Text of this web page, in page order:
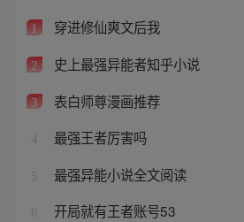
1 穿进修仙爽文后我
2 史上最强异能者知乎小说
3 表白师尊漫画推荐
4 最强王者厉害吗
5 最强异能小说全文阅读
6 开局就有王者账号53